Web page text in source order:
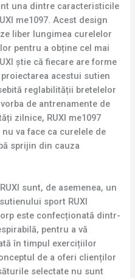
una dintre caracteristicile
me1097. Acest design
liber lungimea curelelor
pentru a obține cel mai
știe că fiecare are forme
acestui sutien
reglabilității bretelelor
de antrenamente de
zilnice, RUXI me1097
va face ca curelele de
sprijin din cauza
sunt, de asemenea, un
sport RUXI
este confecționată dintr-
pentru a vă
în timpul exercițiilor
de a oferi clienților
selectate nu sunt